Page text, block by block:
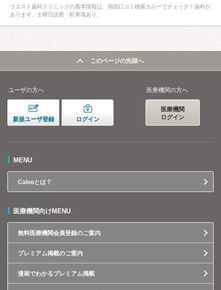
ウエスト歯科クリニックの基本情報は、病院口コミ検索カルーでチェック！歯科が
あります。土曜日診察・駐車場あり。
このページの先頭へ
ユーザの方へ
新規ユーザ登録 ログイン
医療機関の方へ
医療機関
ログイン
MENU
Calooとは？
医療機関向けMENU
無料医療機関会員登録のご案内
プレミアム掲載のご案内
漫画でわかるプレミアム掲載